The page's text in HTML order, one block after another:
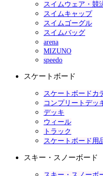
スイムウェア・競
スイムキャップ
スイムゴーグル
スイムバッグ
arena
MIZUNO
speedo
スケートボード
スケートボードカ
コンプリートデッ
デッキ
ウィール
トラック
スケートボード用
スキー・スノーボード